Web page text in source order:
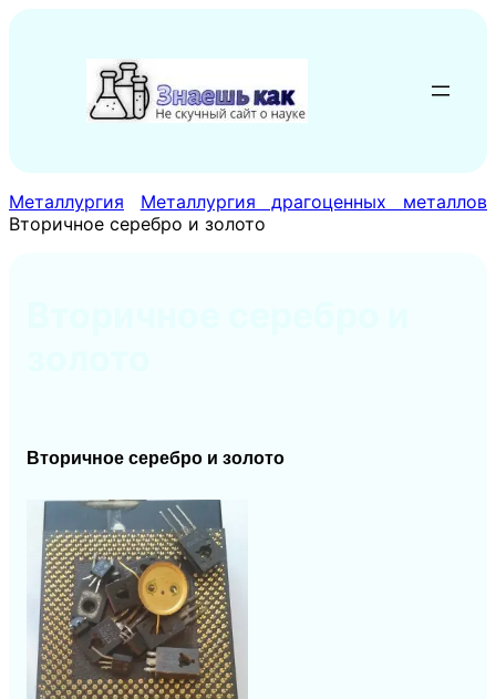
содержимому
Металлургия
Металлургия драгоценных металлов
Вторичное серебро и золото
Вторичное серебро и золото